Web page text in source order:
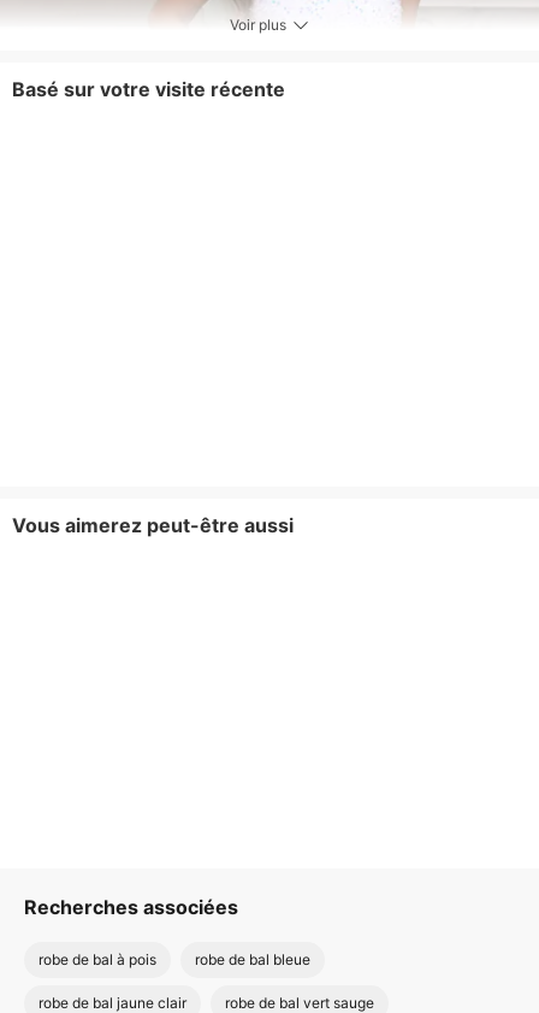
Voir plus
Basé sur votre visite récente
Vous aimerez peut-être aussi
Recherches associées
robe de bal à pois robe de bal bleue
robe de bal jaune clair robe de bal vert sauge